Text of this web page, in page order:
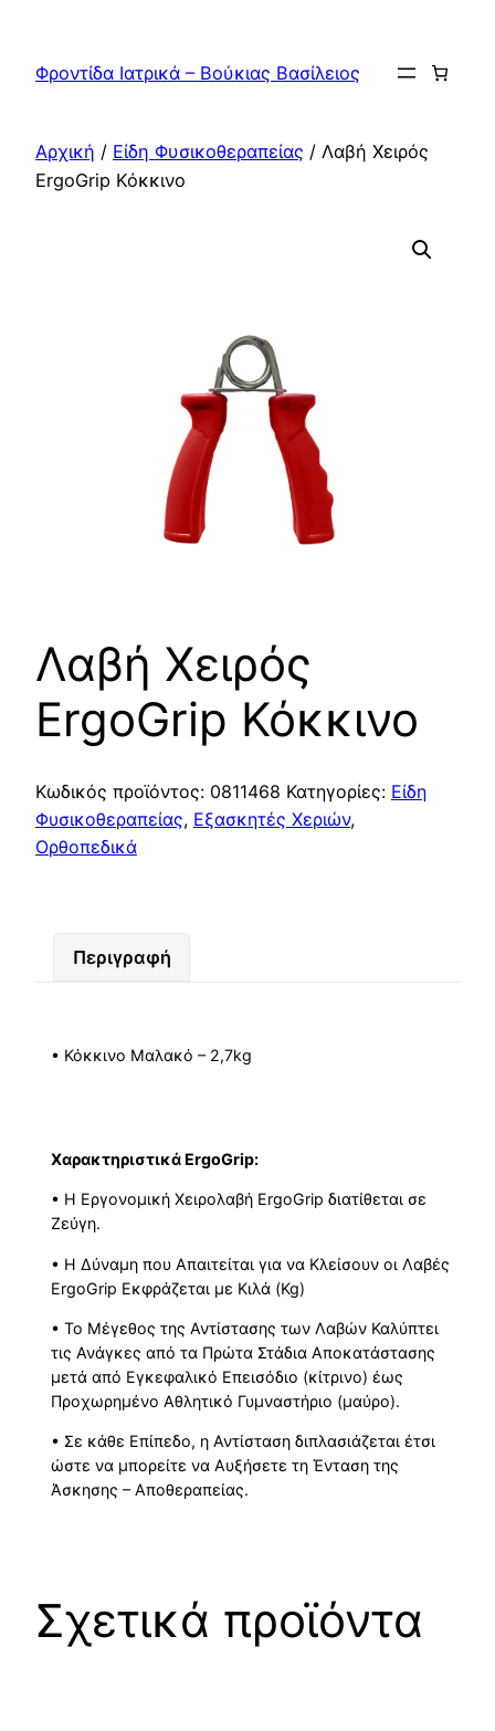
περιεχόμενο
Φροντίδα Ιατρικά – Βούκιας Βασίλειος
Αρχική / Είδη Φυσικοθεραπείας / Λαβή Χειρός
ErgoGrip Κόκκινο
Λαβή Χειρός
ErgoGrip Κόκκινο
Κωδικός προϊόντος: 0811468 Κατηγορίες: Είδη
Φυσικοθεραπείας, Εξασκητές Χεριών,
Ορθοπεδικά
Περιγραφή
• Κόκκινο Μαλακό – 2,7kg
Xαρακτηριστικά ΕrgoGrip:
• Η Εργονομική Χειρολαβή ErgoGrip διατίθεται σε
Ζεύγη.
• Η Δύναμη που Απαιτείται για να Κλείσουν οι Λαβές
ErgoGrip Εκφράζεται με Κιλά (Kg)
• Το Μέγεθος της Αντίστασης των Λαβών Καλύπτει
τις Ανάγκες από τα Πρώτα Στάδια Αποκατάστασης
μετά από Εγκεφαλικό Επεισόδιο (κίτρινο) έως
Προχωρημένο Αθλητικό Γυμναστήριο (μαύρο).
• Σε κάθε Επίπεδο, η Αντίσταση διπλασιάζεται έτσι
ώστε να μπορείτε να Αυξήσετε τη Ένταση της
Άσκησης – Αποθεραπείας.
Σχετικά προϊόντα